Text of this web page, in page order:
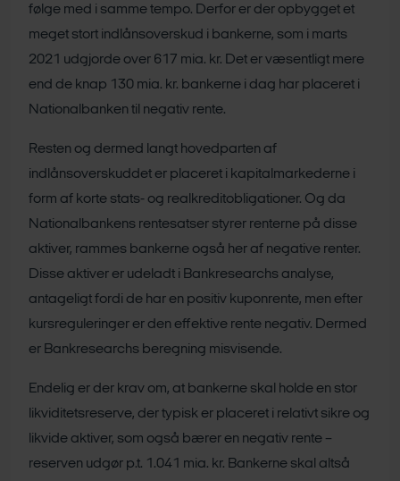
følge med i samme tempo. Derfor er der opbygget et
meget stort indlånsoverskud i bankerne, som i marts
2021 udgjorde over 617 mia. kr. Det er væsentligt mere
end de knap 130 mia. kr. bankerne i dag har placeret i
Nationalbanken til negativ rente.
Resten og dermed langt hovedparten af
indlånsoverskuddet er placeret i kapitalmarkederne i
form af korte stats- og realkreditobligationer. Og da
Nationalbankens rentesatser styrer renterne på disse
aktiver, rammes bankerne også her af negative renter.
Disse aktiver er udeladt i Bankresearchs analyse,
antageligt fordi de har en positiv kuponrente, men efter
kursreguleringer er den effektive rente negativ. Dermed
er Bankresearchs beregning misvisende.
Endelig er der krav om, at bankerne skal holde en stor
likviditetsreserve, der typisk er placeret i relativt sikre og
likvide aktiver, som også bærer en negativ rente –
reserven udgør p.t. 1.041 mia. kr. Bankerne skal altså